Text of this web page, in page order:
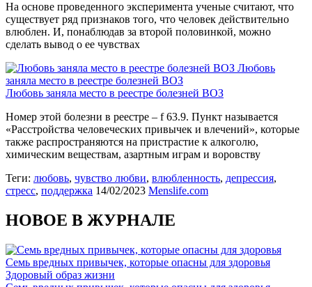
На основе проведенного эксперимента ученые считают, что
существует ряд признаков того, что человек действительно
влюблен. И, понаблюдав за второй половинкой, можно
сделать вывод о ее чувствах
Любовь
заняла место в реестре болезней ВОЗ
Любовь заняла место в реестре болезней ВОЗ
Номер этой болезни в реестре – f 63.9. Пункт называется
«Расстройства человеческих привычек и влечений», которые
также распространяются на пристрастие к алкоголю,
химическим веществам, азартным играм и воровству
Теги: любовь, чувство любви, влюбленность, депрессия,
стресс, поддержка 14/02/2023 Menslife.com
НОВОЕ В ЖУРНАЛЕ
Семь вредных привычек, которые опасны для здоровья
Здоровый образ жизни